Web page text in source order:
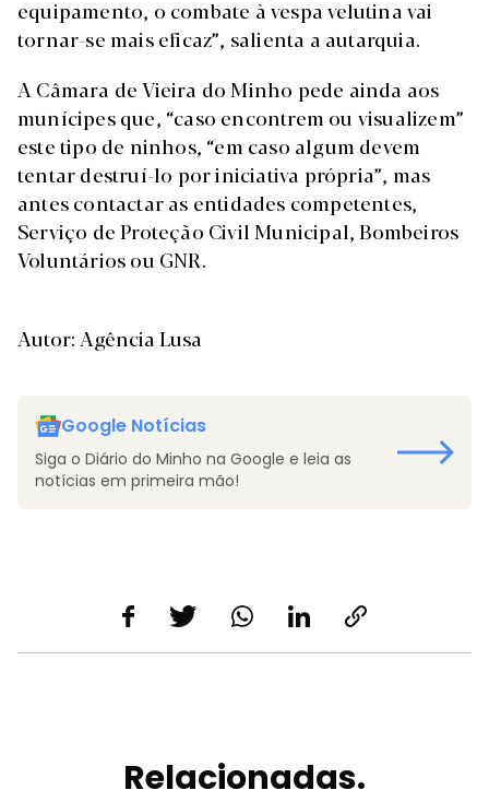
equipamento, o combate à vespa velutina vai
tornar-se mais eficaz”, salienta a autarquia.
A Câmara de Vieira do Minho pede ainda aos
munícipes que, “caso encontrem ou visualizem”
este tipo de ninhos, “em caso algum devem
tentar destruí-lo por iniciativa própria”, mas
antes contactar as entidades competentes,
Serviço de Proteção Civil Municipal, Bombeiros
Voluntários ou GNR.
Autor: Agência Lusa
Google Notícias
Siga o Diário do Minho na Google e leia as
notícias em primeira mão!
Relacionadas.